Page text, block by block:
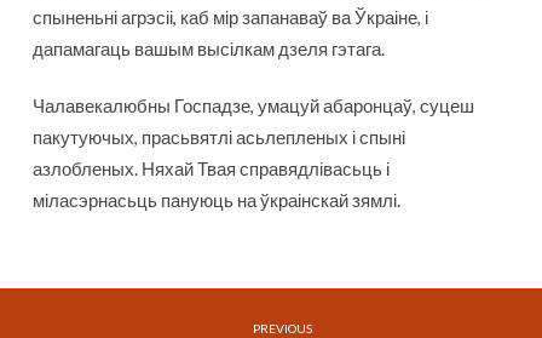
спыненьні агрэсіі, каб мір запанаваў ва Ўкраіне, і
дапамагаць вашым высілкам дзеля гэтага.
Чалавекалюбны Госпадзе, умацуй абаронцаў, суцеш
пакутуючых, прасьвятлі асьлепленых і спыні
азлобленых. Няхай Твая справядлівасьць і
міласэрнасьць пануюць на ўкраінскай зямлі.
PREVIOUS